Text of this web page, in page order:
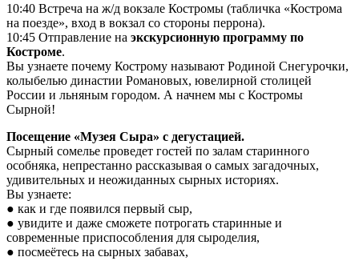
10:40 Встреча на ж/д вокзале Костромы (табличка «Кострома
на поезде», вход в вокзал со стороны перрона).
10:45 Отправление на экскурсионную программу по
Костроме.
Вы узнаете почему Кострому называют Родиной Снегурочки,
колыбелью династии Романовых, ювелирной столицей
России и льняным городом. А начнем мы с Костромы
Сырной!
Посещение «Музея Сыра» с дегустацией.
Сырный сомелье проведет гостей по залам старинного
особняка, непрестанно рассказывая о самых загадочных,
удивительных и неожиданных сырных историях.
Вы узнаете:
● как и где появился первый сыр,
● увидите и даже сможете потрогать старинные и
современные приспособления для сыроделия,
● посмеётесь на сырных забавах,